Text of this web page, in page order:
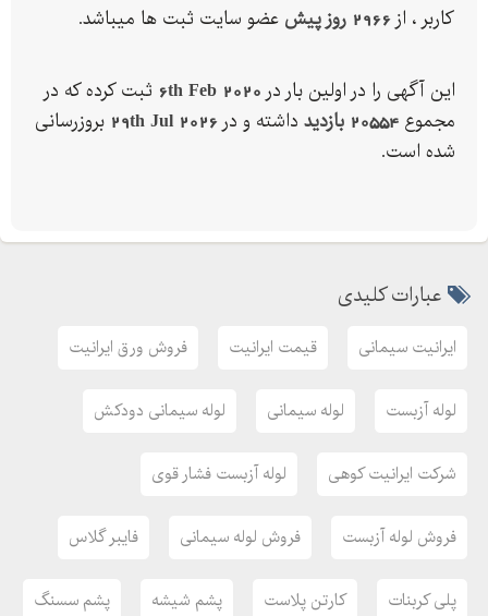
کاربر ، از 2966 روز پیش عضو سایت ثبت ها میباشد.
این آگهی را در اولین بار در 6th Feb 2020 ثبت کرده که در
مجموع 20554 بازدید داشته و در 29th Jul 2026 بروزرسانی
شده است.
عبارات کلیدی
ایرانیت سیمانی قیمت ایرانیت فروش ورق ایرانیت
لوله آزبست لوله سیمانی لوله سیمانی دودکش
شرکت ایرانیت کوهی لوله آزبست فشار قوی
فروش لوله آزبست فروش لوله سیمانی فایبر گلاس
پلی کربنات کارتن پلاست پشم شیشه پشم سسنگ